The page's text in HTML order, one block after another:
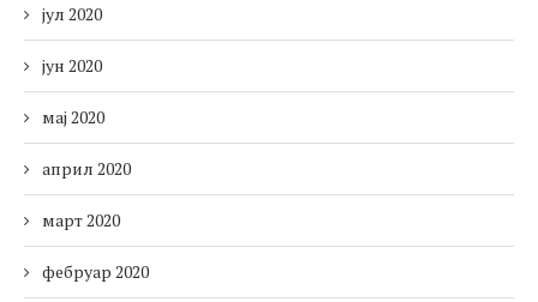
јул 2020
јун 2020
мај 2020
април 2020
март 2020
фебруар 2020